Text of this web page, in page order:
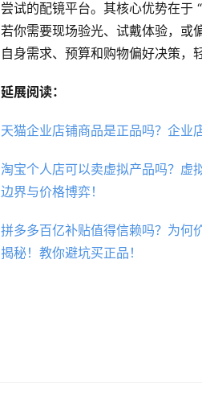
尝试的配镜平台。其核心优势在于
若你需要现场验光、试戴体验，或
自身需求、预算和购物偏好决策，
延展阅读：
天猫企业店铺商品是正品吗？企业
淘宝个人店可以卖虚拟产品吗？虚
边界与价格博弈！
拼多多百亿补贴值得信赖吗？为何
揭秘！教你避坑买正品！